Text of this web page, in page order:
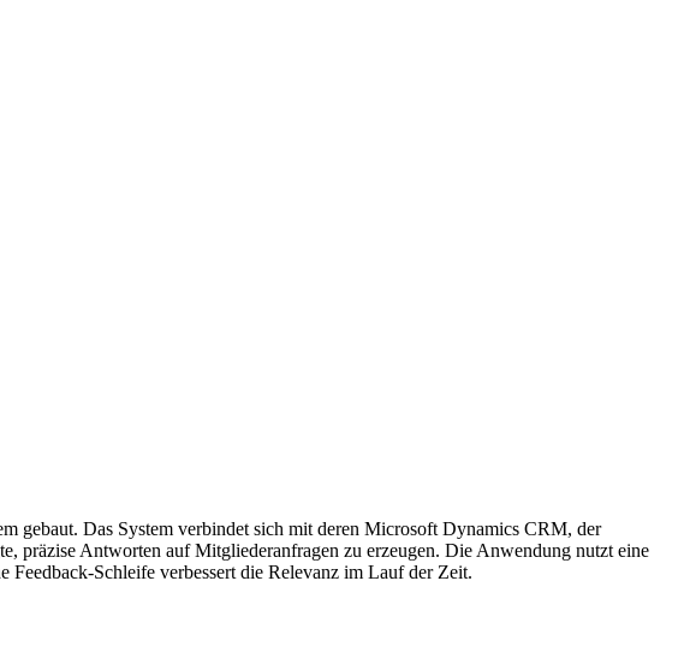
gebaut. Das System verbindet sich mit deren Microsoft Dynamics CRM, der
präzise Antworten auf Mitgliederanfragen zu erzeugen. Die Anwendung nutzt eine
Schleife verbessert die Relevanz im Lauf der Zeit.